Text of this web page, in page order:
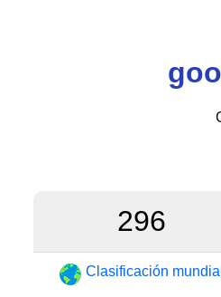
296
Clasificación mundial